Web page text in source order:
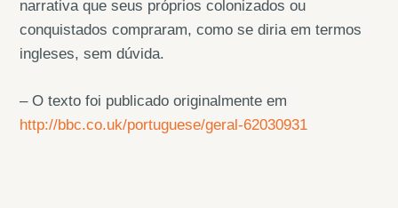
narrativa que seus próprios colonizados ou
conquistados compraram, como se diria em termos
ingleses, sem dúvida.
– O texto foi publicado originalmente em
http://bbc.co.uk/portuguese/geral-62030931